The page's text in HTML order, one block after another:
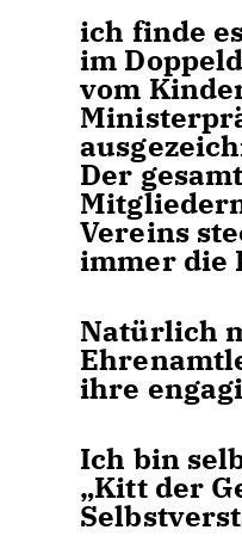
ich finde
im
vom
Der
Vereins
immer die
Natürlich
ihre
Ich bin
Kitt der